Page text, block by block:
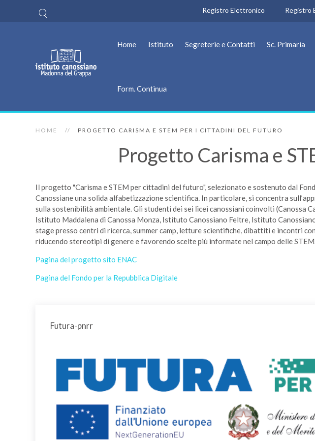
Registro Elettronico Registro
Home Istituto Segreterie e Contatti Sc. Primaria
Form. Continua
HOME PROGETTO CARISMA E STEM PER I CITTADINI DEL FUTURO
Progetto Carisma e
Il progetto "Carisma e STEM per cittadini del futuro", selezionato e sostenuto dal
Canossiane una solida alfabetizzazione scientifica. In particolare, si concentra
sulla sostenibilità ambientale. Gli studenti dei sei licei canossiani coinvolti (Canossa
Istituto Maddalena di Canossa Monza, Istituto Canossiano Feltre, Istituto
stage presso centri di ricerca, summer camp, letture scientifiche, dibattiti e incontri
riducendo stereotipi di genere e favorendo scelte più informate nel campo delle
Pagina del progetto sito ENAC
Pagina del Fondo per la Repubblica Digitale
Futura-pnrr